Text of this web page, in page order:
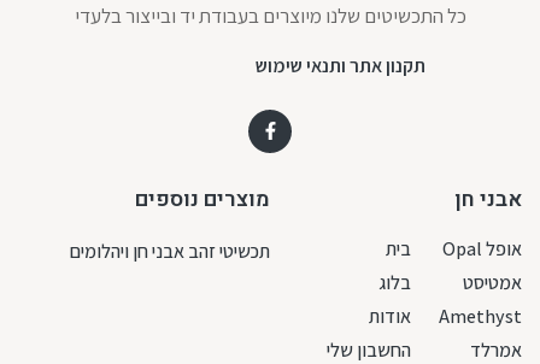
כל התכשיטים שלנו מיוצרים בעבודת יד ובייצור בלעדי
תקנון אתר ותנאי שימוש
אבני חן
אופל Opal
אמטיסט
Amethyst
אמרלד
בית
בלוג
אודות
החשבון שלי
מוצרים נוספים
תכשיטי זהב אבני חן ויהלומים